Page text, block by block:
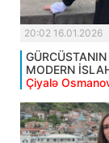
20:02 16.01.2026
MODERN
Çiyalə